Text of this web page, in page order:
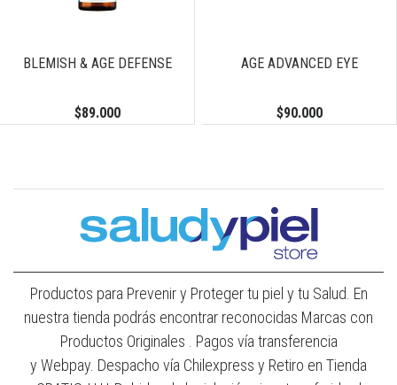
BLEMISH & AGE DEFENSE
$89.000
AGE ADVANCED EYE
$90.000
Productos para Prevenir y Proteger tu piel y tu Salud. En
nuestra tienda podrás encontrar reconocidas Marcas con
Productos Originales . Pagos vía transferencia
y Webpay. Despacho vía Chilexpress y Retiro en Tienda